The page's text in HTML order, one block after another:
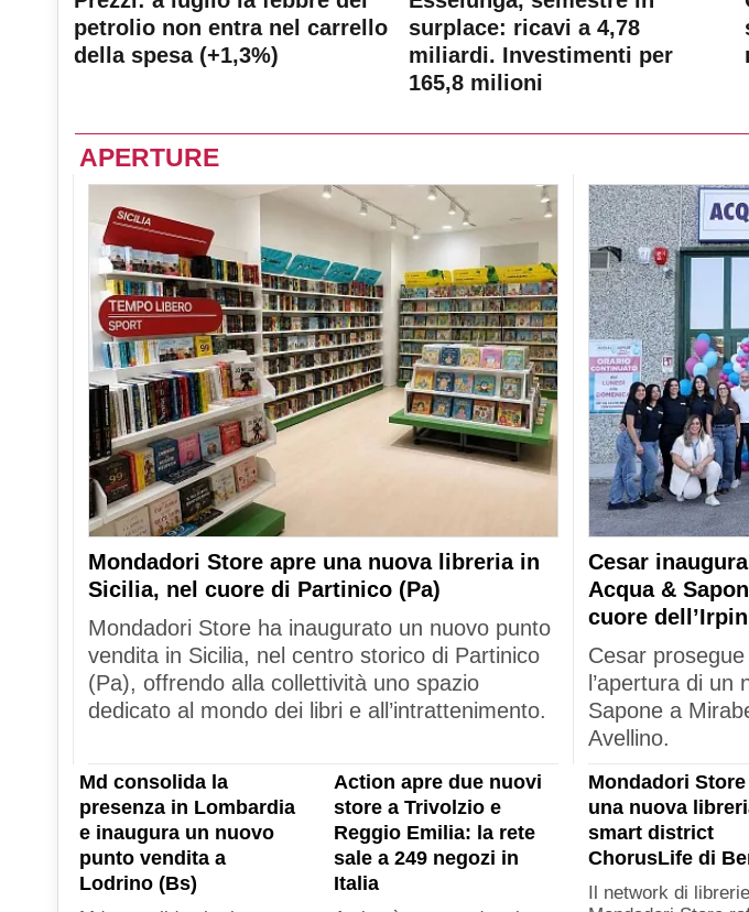
petrolio non entra nel carrello
della spesa (+1,3%)
surplace: ricavi a 4,78
miliardi. Investimenti per
165,8 milioni
APERTURE
Mondadori Store apre una nuova libreria in
Sicilia, nel cuore di Partinico (Pa)
Mondadori Store ha inaugurato un nuovo punto
vendita in Sicilia, nel centro storico di Partinico
(Pa), offrendo alla collettività uno spazio
dedicato al mondo dei libri e all’intrattenimento.
Cesar
Acqua &
cuore
Cesar
l’apertura di
Sapone a
Avellino.
Md consolida la
presenza in Lombardia
e inaugura un nuovo
punto vendita a
Lodrino (Bs)
Action apre due nuovi
store a Trivolzio e
Reggio Emilia: la rete
sale a 249 negozi in
Italia
Mondadori
una nuova
smart district
ChorusLife di
Il network di librerie